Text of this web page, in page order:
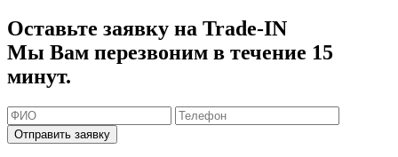
Оставьте заявку на Trade-IN
Мы Вам перезвоним в течение 15
минут.
Отправить заявку